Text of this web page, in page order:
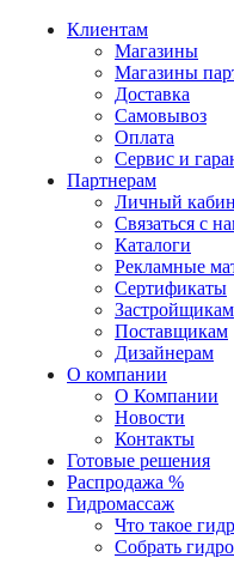
Клиентам
Магазины
Магазины
Доставка
Самовывоз
Оплата
Сервис и
Партнерам
Личный
Связаться с
Каталоги
Рекламные
Сертификаты
Застройщикам
Поставщикам
Дизайнерам
О компании
О Компании
Новости
Контакты
Готовые решения
Распродажа %
Гидромассаж
Что такое
Собрать